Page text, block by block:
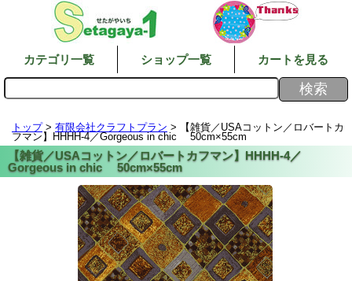
カテゴリ一覧 ショップ一覧 カートを見る
トップ> 有限会社クラフトプラン > 【雑貨／USAコットン／ロバートカ
フマン】HHHH-4／Gorgeous in chic 50cm×55cm